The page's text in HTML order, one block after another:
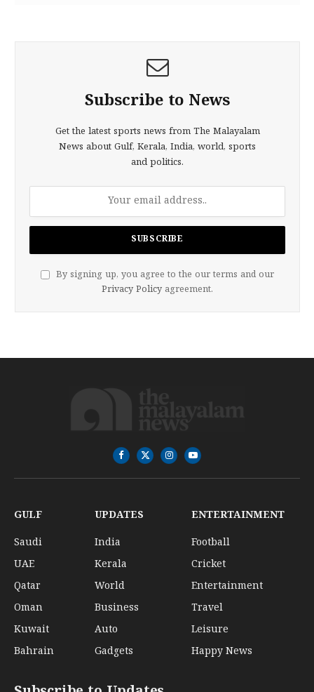
Subscribe to News
Get the latest sports news from The Malayalam
News about Gulf, Kerala, India, world, sports
and politics.
By signing up, you agree to the our terms and our
Privacy Policy agreement.
Facebook
X
(Twitter)
InstagramYouTube
GULF
Saudi
UAE
Qatar
Oman
Kuwait
Bahrain
UPDATES
India
Kerala
World
Business
Auto
Gadgets
ENTERTAINMENT
Football
Cricket
Entertainment
Travel
Leisure
Happy News